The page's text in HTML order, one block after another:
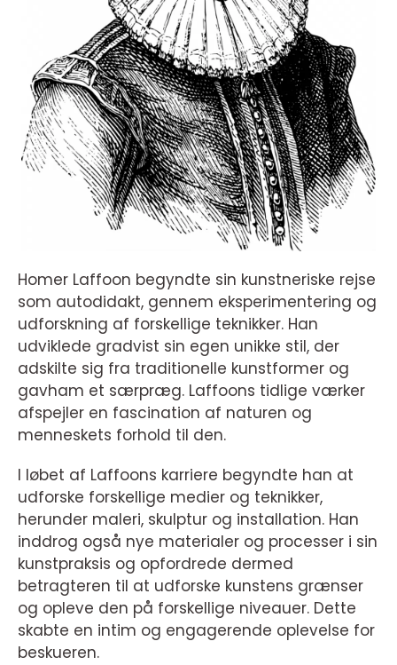
Homer Laffoon begyndte sin kunstneriske rejse
som autodidakt, gennem eksperimentering og
udforskning af forskellige teknikker. Han
udviklede gradvist sin egen unikke stil, der
adskilte sig fra traditionelle kunstformer og
gavham et særpræg. Laffoons tidlige værker
afspejler en fascination af naturen og
menneskets forhold til den.
I løbet af Laffoons karriere begyndte han at
udforske forskellige medier og teknikker,
herunder maleri, skulptur og installation. Han
inddrog også nye materialer og processer i sin
kunstpraksis og opfordrede dermed
betragteren til at udforske kunstens grænser
og opleve den på forskellige niveauer. Dette
skabte en intim og engagerende oplevelse for
beskueren.